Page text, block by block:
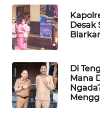
Desak
Di
Mana
OTOMOTIF
WAHANA
HEALTH
WAHANA
DESA
WISATA